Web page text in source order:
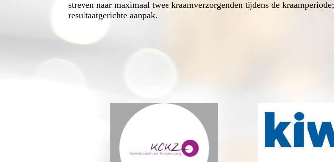
streven naar maximaal twee kraamverzorgenden tijdens de kraamperiode;
resultaatgerichte aanpak.